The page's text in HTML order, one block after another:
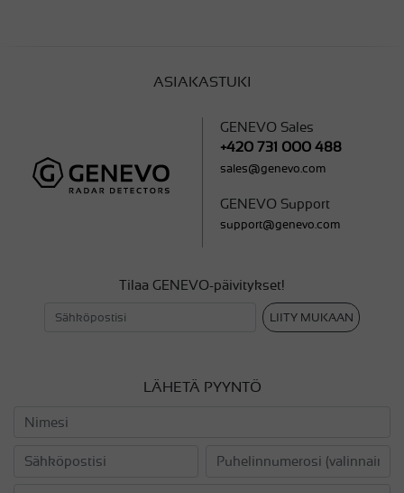
ASIAKASTUKI
GENEVO Sales
+420 731 000 488
sales@genevo.com
GENEVO Support
support@genevo.com
Tilaa GENEVO-päivitykset!
LIITY MUKAAN
LÄHETÄ PYYNTÖ